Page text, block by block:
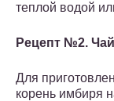
теплой водой
Рецепт №2.
Для
корень имбиря